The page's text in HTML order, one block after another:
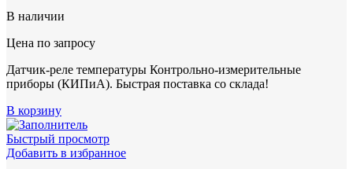
В наличии
Цена по запросу
Датчик-реле температуры Контрольно-измерительные
приборы (КИПиА). Быстрая поставка со склада!
В корзину
Быстрый просмотр
Добавить в избранное